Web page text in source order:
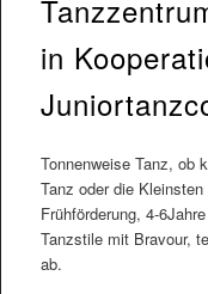
in
Tonnenweise Tanz, ob
Tanz oder die
Frühförderung, 4-
Tanzstile mit Bravour,
ab.